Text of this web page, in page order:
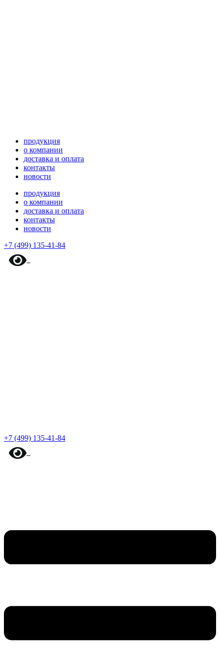
продукция
о компании
доставка и оплата
контакты
новости
продукция
о компании
доставка и оплата
контакты
новости
+7 (499) 135-41-84
+7 (499) 135-41-84